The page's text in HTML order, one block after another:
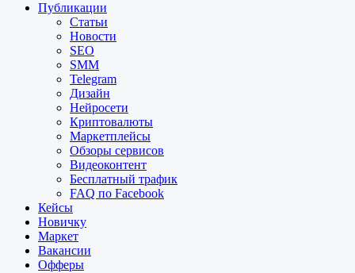
Публикации
Статьи
Новости
SEO
SMM
Telegram
Дизайн
Нейросети
Криптовалюты
Маркетплейсы
Обзоры сервисов
Видеоконтент
Бесплатный трафик
FAQ по Facebook
Кейсы
Новичку
Маркет
Вакансии
Офферы